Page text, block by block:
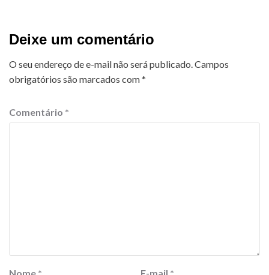
Deixe um comentário
O seu endereço de e-mail não será publicado.Campos
obrigatórios são marcados com*
Comentário *